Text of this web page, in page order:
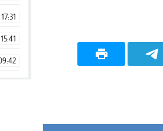
17:31
15:41